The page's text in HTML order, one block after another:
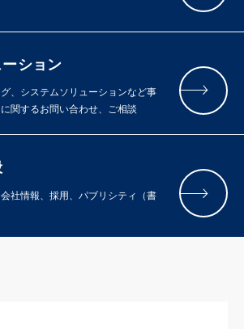
ション
、システムソリューションなど事
関するお問い合わせ、ご相談
社情報、採用、パブリシティ（書